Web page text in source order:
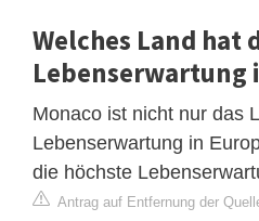
Welches Land hat
Lebenserwartung
Monaco ist nicht nur das
Lebenserwartung in
die höchste
Antrag auf Entfernung der